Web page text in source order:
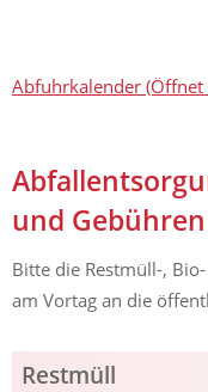
Abfuhrkalender (Öffnet
und Gebühren
Bitte die Restmüll-,
am Vortag an die
Restmüll